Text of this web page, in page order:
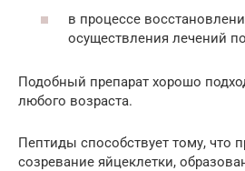
в процессе
осуществления лечений
Подобный препарат хорошо
любого возраста.
Пептиды способствует тому, что
созревание яйцеклетки,